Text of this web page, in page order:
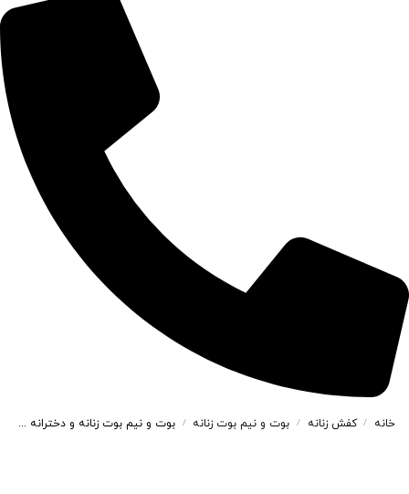
خانه / کفش زنانه / بوت و نیم بوت زنانه / بوت و نیم بوت زنانه و دخترانه مدل بندی بغل کش رنگ مشکی کد A201